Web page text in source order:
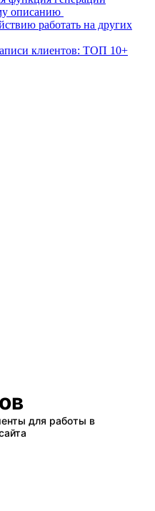
описанию
работать на других
клиентов: ТОП 10+
для работы в